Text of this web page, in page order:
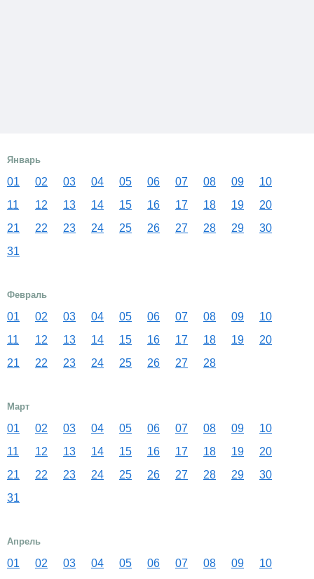
Январь
01 02 03 04 05 06 07 08 09
10
11
12 13 14 15 16 17 18 19
20
21
22 23 24 25 26 27 28 29
30
31
Февраль
01 02 03 04 05 06 07 08 09
10
11
12 13 14 15 16 17 18 19
20
21
22 23 24 25 26 27 28
Март
01 02 03 04 05 06 07 08 09
10
11
12 13 14 15 16 17 18 19
20
21
22 23 24 25 26 27 28 29
30
31
Апрель
01 02 03 04 05 06 07 08 09
10